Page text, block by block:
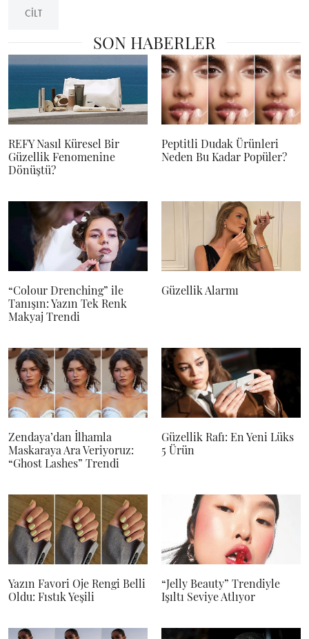
CILT
SON HABERLER
REFY Nasıl Küresel Bir
Güzellik Fenomenine
Dönüştü?
Peptitli Dudak Ürünleri
Neden Bu Kadar Popüler?
“Colour Drenching” ile
Tanışın: Yazın Tek Renk
Makyaj Trendi
Güzellik Alarmı
Zendaya’dan İlhamla
Maskaraya Ara Veriyoruz:
“Ghost Lashes” Trendi
Güzellik Rafı: En Yeni Lüks
5 Ürün
Yazın Favori Oje Rengi Belli
Oldu: Fıstık Yeşili
“Jelly Beauty” Trendiyle
Işıltı Seviye Atlıyor